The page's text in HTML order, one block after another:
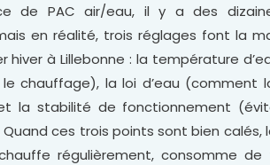
de PAC air/eau, il y a des
en réalité, trois réglages font la
hiver à Lillebonne : la température
chauffage), la loi d’eau (comment
la stabilité de fonctionnement
ces trois points sont bien calés,
régulièrement, consomme de